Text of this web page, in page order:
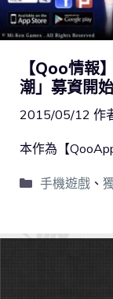
【Qoo情報
潮」募資開始
2015/05/12 作
本作為【
手機遊戲、